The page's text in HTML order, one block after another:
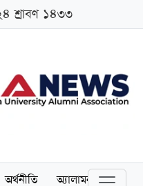
শ্রাবণ ১৪৩৩
অর্থনীতি অ্যালামনাই